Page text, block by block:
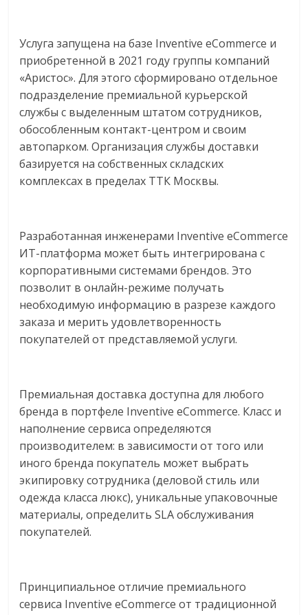
как
знать
как
Сеть
меняет
жизнь
людей
обсудить
эти
читателем.
Услуга запущена на базе Inventive eCommerce и
приобретенной в 2021 году группы компаний
«Аристос». Для этого сформировано отдельное
подразделение премиальной курьерской
службы с выделенным штатом сотрудников,
обособленным контакт-центром и своим
автопарком. Организация службы доставки
базируется на собственных складских
комплексах в пределах ТТК Москвы.
Разработанная инженерами Inventive eCommerce
ИТ-платформа может быть интегрирована с
корпоративными системами брендов. Это
позволит в онлайн-режиме получать
необходимую информацию в разрезе каждого
заказа и мерить удовлетворенность
покупателей от представляемой услуги.
Премиальная доставка доступна для любого
бренда в портфеле Inventive eCommerce. Класс и
наполнение сервиса определяются
производителем: в зависимости от того или
иного бренда покупатель может выбрать
экипировку сотрудника (деловой стиль или
одежда класса люкс), уникальные упаковочные
материалы, определить SLA обслуживания
покупателей.
Принципиальное отличие премиального
сервиса Inventive eCommerce от традиционной